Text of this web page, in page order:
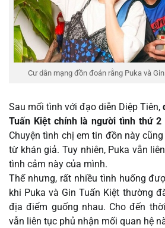
Cư dân mạng đồn đoán rằng Puka và
Sau mối tình với đạo diễn Diệp Tiên,
Tuấn Kiệt chính là người tình thứ
Chuyện tình chị em tin đồn này
từ khán giả. Tuy nhiên, Puka vẫn
tình cảm này của mình.
Thế nhưng, rất nhiều tình huống
khi Puka và Gin Tuấn Kiệt thường
địa điểm guống nhau. Cho đến
vẫn liên tục phủ nhận mối quan hệ